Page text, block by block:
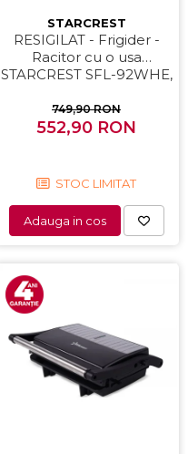
STARCREST
RESIGILAT - Frigider -
Racitor cu o usa
STARCREST SFL-92WHE,
Iluminare interioara,H 83
cm, Alb
749,90 RON
552,90 RON
STOC LIMITAT
Adauga in cos